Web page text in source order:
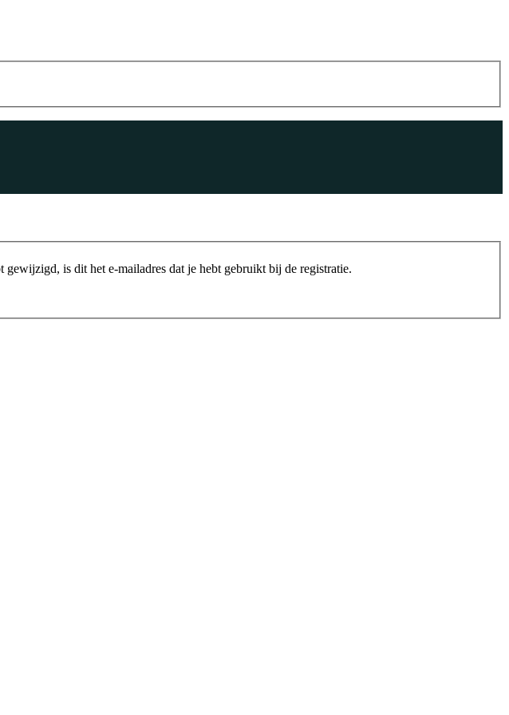
is dit het e-mailadres dat je hebt gebruikt bij de registratie.